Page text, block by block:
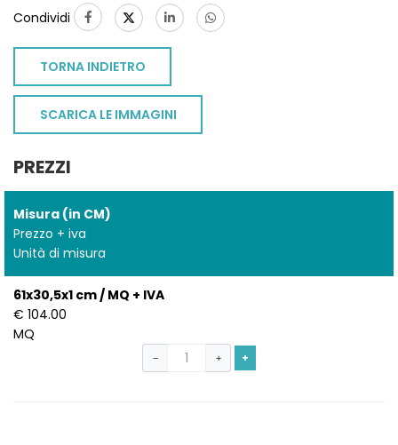
Condividi
TORNA INDIETRO
SCARICA LE IMMAGINI
PREZZI
Misura (in CM)
Prezzo + iva
Unità di misura
61x30,5x1 cm / MQ + IVA
€ 104.00
MQ
− + +